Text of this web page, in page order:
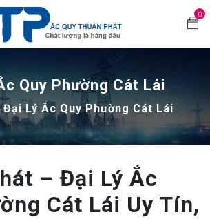
0
Quy Phường Cát Lái
Đại Lý Ắc Quy Phường Cát Lái
– Đại Lý Ắc
Cát Lái Uy Tín,